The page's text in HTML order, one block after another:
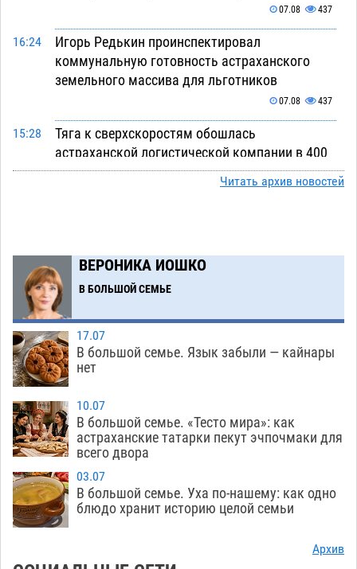
07.08 437
16:24
Игорь Редькин проинспектировал
коммунальную готовность астраханского
земельного массива для льготников
07.08 437
15:28
Тяга к сверхскоростям обошлась
астраханской логистической компании в 400
тысяч рублей
07.08 478
14:09
С 11 августа астраханские водоемы
обеспечат притоком в семь тысяч кубов
13:29
Астраханский аэропорт попробует отбиться
от ворон в апелляционном суде
07.08 489
12:53
Астраханские археологи откопали древнюю
помойку
11:58
В Астрахани подросток угнал мотоцикл и
похитил чужие мобильник с банковскими
картами
11:20
Астраханцев ждут на парковом газоне с
призами и эрмитажными котами
10:43 Астраханский суд встал на сторону МЧС в
Читать архив новостей
ВЕРОНИКА ИОШКО
В БОЛЬШОЙ СЕМЬЕ
17.07
В большой семье. Язык забыли — кайнары
нет
10.07
В большой семье. «Тесто мира»: как
астраханские татарки пекут эчпочмаки для
всего двора
03.07
В большой семье. Уха по-нашему: как одно
блюдо хранит историю целой семьи
Архив